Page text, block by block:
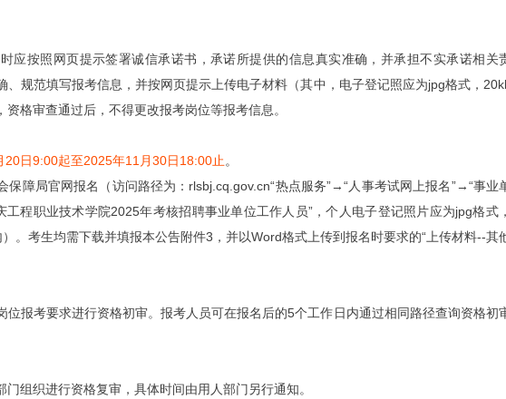
应按照网页提示签署诚信承诺书，承诺所提供的信息真实准确，并承担不实承诺相关
、规范填写报考信息，并按网页提示上传电子材料（其中，电子登记照应为jpg格式，
格审查通过后，不得更改报考岗位等报考信息。
20日9:00起至2025年11月30日18:00止 。
保障局官网报名（访问路径为：rlsbj.cq.gov.cn“热点服务”→“人事考试网上报名”→“事业
程职业技术学院2025年考核招聘事业单位工作人员”，个人电子登记照片应为jpg格式，
。考生均需下载并填报本公告附件3，并以Word格式上传到报名时要求的“上传材料--其
位报考要求进行资格初审。报考人员可在报名后的5个工作日内通过相同路径查询资格初
组织进行资格复审，具体时间由用人部门另行通知。